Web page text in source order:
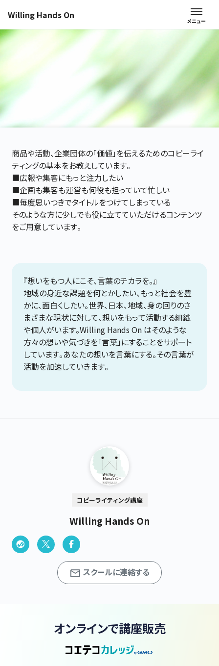
Willing Hands On
商品や活動、企業団体の「価値」を伝えるためのコピーライ
ティングの基本をお教えしています。
■広報や集客にもっと注力したい
■企画も集客も運営も何役も担っていて忙しい
■毎度思いつきでタイトルをつけてしまっている
そのような方に少しでも役に立てていただけるコンテンツ
をご用意しています。
『想いをもつ人にこそ、言葉のチカラを。』
地域の身近な課題を何とかしたい、もっと社会を豊
かに、面白くしたい。世界、日本、地域、身の回りのさ
まざまな現状に対して、想いをもって活動する組織
や個人がいます。Willing Hands On はそのような
方々の想いや気づきを「言葉」にすることをサポート
しています。あなたの想いを言葉にする。その​言葉が
活動を加速していきます。
コピーライティング講座
Willing Hands On
スクールに連絡する
オンラインで講座販売